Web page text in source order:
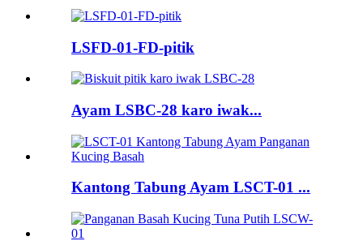
LSFD-01-FD-pitik
Ayam LSBC-28 karo iwak...
Kantong Tabung Ayam LSCT-01 ...